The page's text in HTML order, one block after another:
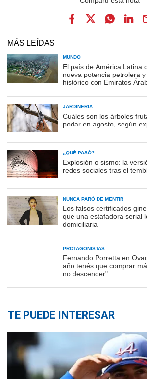
MÁS LEÍDAS
MUNDO
El país de América Latina
nueva potencia petrolera
histórico con Emiratos
JARDINERÍA
Cuáles son los árboles
podar en agosto, según
¿QUÉ PASÓ?
Explosión o sismo: la
redes sociales tras el
NUNCA PARÓ DE MENTIR
Los falsos certificados
que una estafadora serial
domiciliaria
PROTAGONISTAS
Fernando Porretta en
año tenés que comprar
no descender"
TE PUEDE INTERESAR